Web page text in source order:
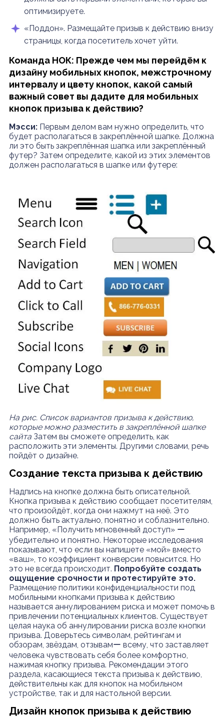
оптимизируете.
«Поддон». Размещайте призыв к действию внизу
страницы, когда посетитель хочет уйти.
Команда НОК: Прежде чем мы перейдём к
дизайну мобильных кнопок, межстрочному
интервалу и цвету кнопок, какой самый
важный совет вы дадите для мобильных
кнопок призыва к действию?
Мэсси:Первым делом вам нужно определить, что
будет располагаться в закреплённой шапке. Должна
ли это быть закреплённая шапка или закреплённый
футер? Затем определите, какой из этих элементов
должен располагаться в шапке или футере:
На рис. Список вариантов призыва к действию,
которые можно разместить в закреплённой шапке
сайтаЗатем вы сможете определить, как
расположить эти элементы. Другими словами, речь
пойдёт о дизайне.
Создание текста призыва к действию
Надпись на кнопке должна быть описательной.
Кнопка призыва к действию сообщает посетителям,
что произойдёт, когда они нажмут на неё. Это
должно быть актуально, понятно и соблазнительно.
Например, «Получить мгновенный доступ» ー
убедительно и понятно. Некоторые исследования
показывают, что если вы напишете «мой» вместо
«ваш», то коэффициент конверсии повысится. Но
это не всегда происходит. Попробуйте создать
ощущение срочности и протестируйте это.
Размещение политики конфиденциальности под
мобильными кнопками призыва к действию
называется аннулированием риска и может помочь в
привлечении потенциальных клиентов. Существует
целая наука об аннулировании риска возле кнопки
призыва. Доверьтесь символам, рейтингам и
обзорам, звёздам, отзывамー всему, что заставляет
человека чувствовать себя более комфортно,
нажимая кнопку призыва. Рекомендации этого
раздела, касающиеся текста призыва к действию,
действительны как для кнопок на мобильном
устройстве, так и для настольной версии.
Дизайн кнопок призыва к действию